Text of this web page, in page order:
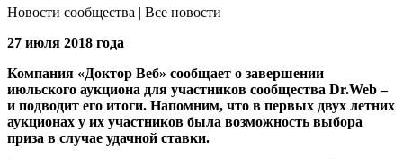
Новости сообщества | Все новости
27 июля 2018 года
Компания «Доктор Веб» сообщает о завершении
июльского аукциона для участников сообщества Dr.Web –
и подводит его итоги. Напомним, что в первых двух летних
аукционах у их участников была возможность выбора
приза в случае удачной ставки.